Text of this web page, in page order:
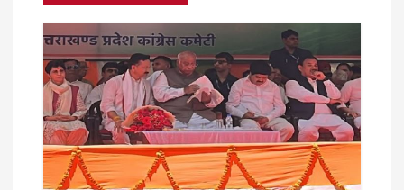
g
a
t